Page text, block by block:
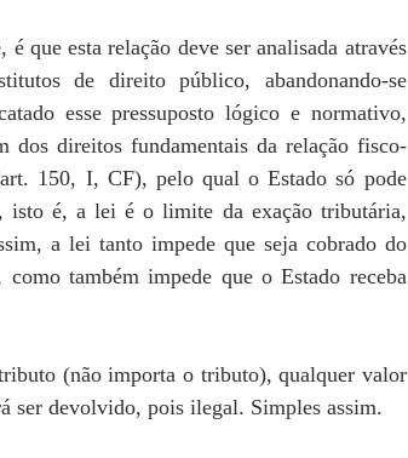
que esta relação deve ser analisada através
de direito público, abandonando-se
esse pressuposto lógico e normativo,
dos direitos fundamentais da relação fisco-
150, I, CF), pelo qual o Estado só pode
isto é, a lei é o limite da exação tributária,
a lei tanto impede que seja cobrado do
também impede que o Estado receba
(não importa o tributo), qualquer valor
ser devolvido, pois ilegal. Simples assim.